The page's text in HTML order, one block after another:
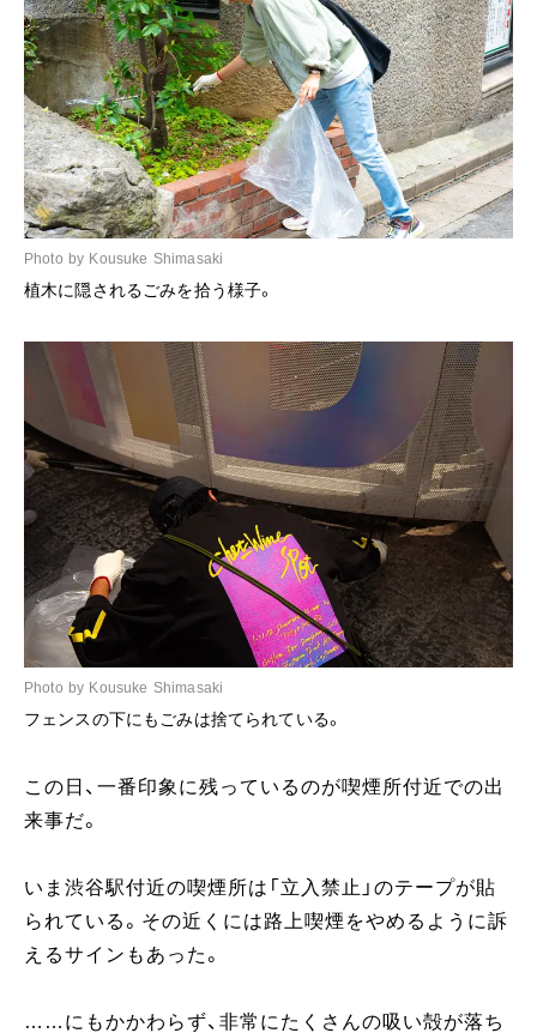
Photo by Kousuke Shimasaki
植木に隠されるごみを拾う様子。
Photo by Kousuke Shimasaki
フェンスの下にもごみは捨てられている。
この日、一番印象に残っているのが喫煙所付近での出
来事だ。
いま渋谷駅付近の喫煙所は「立入禁止」のテープが貼
られている。その近くには路上喫煙をやめるように訴
えるサインもあった。
……にもかかわらず、非常にたくさんの吸い殻が落ち